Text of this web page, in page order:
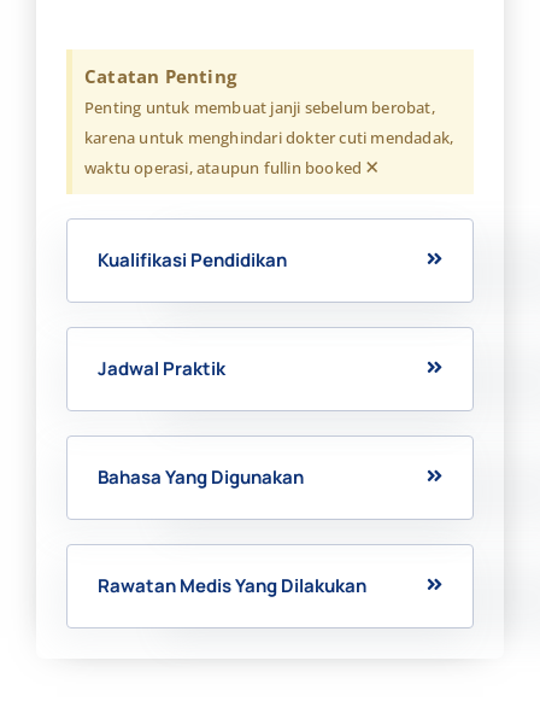
Catatan Penting
Penting untuk membuat janji sebelum berobat,
karena untuk menghindari dokter cuti mendadak,
waktu operasi, ataupun fullin booked ×
Kualifikasi Pendidikan
Jadwal Praktik
Bahasa Yang Digunakan
Rawatan Medis Yang Dilakukan